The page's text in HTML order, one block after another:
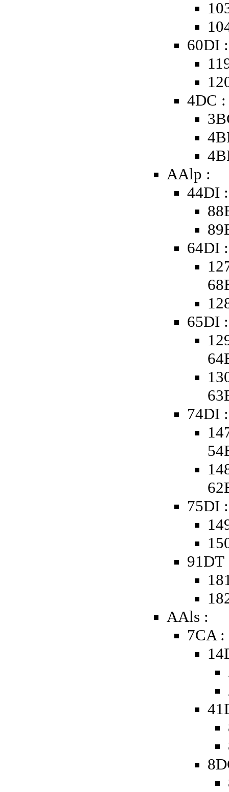
60DI :
4DC :
AAlp :
44DI :
64DI :
65DI :
74DI :
75DI :
91DT
AAls :
7CA